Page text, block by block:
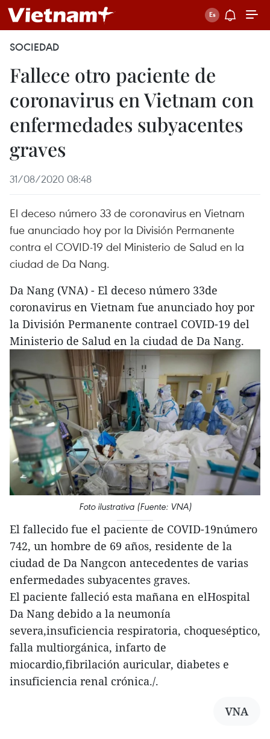
SOCIEDAD
Fallece otro paciente de
coronavirus en Vietnam con
enfermedades subyacentes
graves
31/08/2020 08:48
El deceso número 33 de coronavirus en Vietnam
fue anunciado hoy por la División Permanente
contra el COVID-19 del Ministerio de Salud en la
ciudad de Da Nang.
Da Nang (VNA) - El deceso número 33de
coronavirus en Vietnam fue anunciado hoy por
la División Permanente contrael COVID-19 del
Ministerio de Salud en la ciudad de Da Nang.
Foto ilustrativa (Fuente: VNA)
El fallecido fue el paciente de COVID-19número
742, un hombre de 69 años, residente de la
ciudad de Da Nangcon antecedentes de varias
enfermedades subyacentes graves.
El paciente falleció esta mañana en elHospital
Da Nang debido a la neumonía
severa,insuficiencia respiratoria, choqueséptico,
falla multiorgánica, infarto de
miocardio,fibrilación auricular, diabetes e
insuficiencia renal crónica./.
VNA